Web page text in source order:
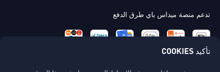
تدعم منصة ميداس باي طرق الدفع
تأكيد COOKIES